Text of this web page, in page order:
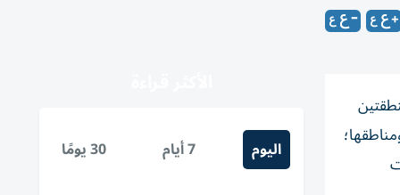
اليوم 7 أيام 30 يومًا